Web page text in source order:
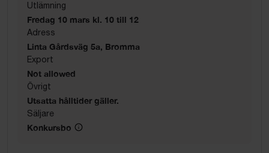
Utlämning
Fredag 10 mars kl. 10 till 12
Adress
Linta Gårdsväg 5a, Bromma
Export
Not allowed
Övrigt
Utsatta hålltider gäller.
Säljare
Konkursbo